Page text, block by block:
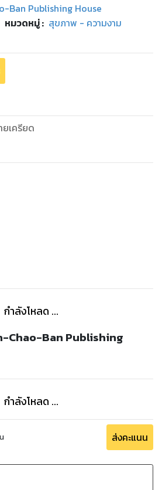
Ban Publishing House
หมวดหมู่: สุขภาพ - ความงาม
เครียด
กำลังโหลด ...
Chao-Ban Publishing
กำลังโหลด ...
ส่งคะแนน